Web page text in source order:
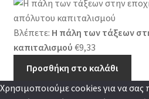
Βλέπετε: Η πάλη των τάξεων
καπιταλισμού €9,33
Προσθήκη στο καλάθι
Χρησιμοποιούμε cookies για να